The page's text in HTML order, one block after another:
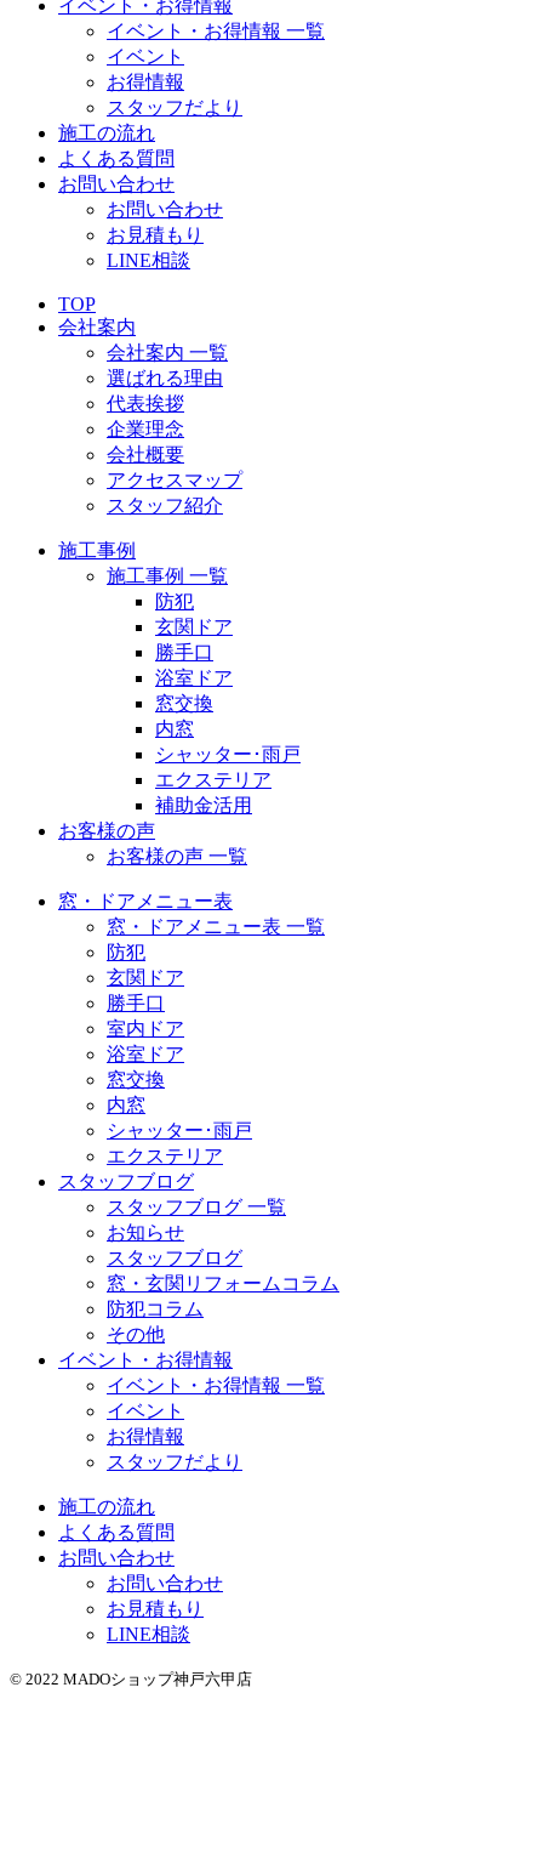
イベント・お得情報
イベント・お得情報 一覧
イベント
お得情報
スタッフだより
施工の流れ
よくある質問
お問い合わせ
お問い合わせ
お見積もり
LINE相談
TOP
会社案内
会社案内 一覧
選ばれる理由
代表挨拶
企業理念
会社概要
アクセスマップ
スタッフ紹介
施工事例
施工事例 一覧
防犯
玄関ドア
勝手口
浴室ドア
窓交換
内窓
シャッター･雨戸
エクステリア
補助金活用
お客様の声
お客様の声 一覧
窓・ドアメニュー表
窓・ドアメニュー表 一覧
防犯
玄関ドア
勝手口
室内ドア
浴室ドア
窓交換
内窓
シャッター･雨戸
エクステリア
スタッフブログ
スタッフブログ 一覧
お知らせ
スタッフブログ
窓・玄関リフォームコラム
防犯コラム
その他
イベント・お得情報
イベント・お得情報 一覧
イベント
お得情報
スタッフだより
施工の流れ
よくある質問
お問い合わせ
お問い合わせ
お見積もり
LINE相談
© 2022 MADOショップ神戸六甲店